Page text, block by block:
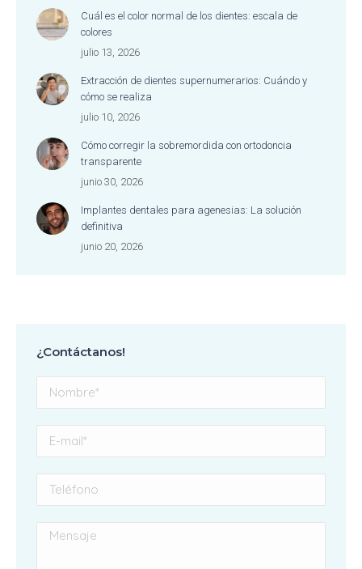
Cuál es el color normal de los dientes: escala de
colores
julio 13, 2026
Extracción de dientes supernumerarios: Cuándo y
cómo se realiza
julio 10, 2026
Cómo corregir la sobremordida con ortodoncia
transparente
junio 30, 2026
Implantes dentales para agenesias: La solución
definitiva
junio 20, 2026
¿Contáctanos!